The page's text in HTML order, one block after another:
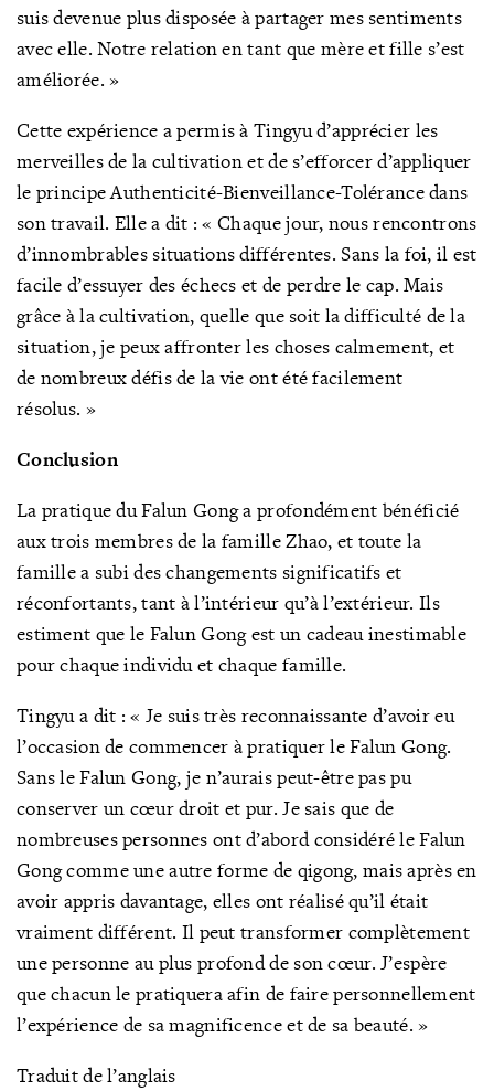
suis devenue plus disposée à partager mes sentiments
avec elle. Notre relation en tant que mère et fille s’est
améliorée. »
Cette expérience a permis à Tingyu d’apprécier les
merveilles de la cultivation et de s’efforcer d’appliquer
le principe Authenticité-Bienveillance-Tolérance dans
son travail. Elle a dit : « Chaque jour, nous rencontrons
d’innombrables situations différentes. Sans la foi, il est
facile d’essuyer des échecs et de perdre le cap. Mais
grâce à la cultivation, quelle que soit la difficulté de la
situation, je peux affronter les choses calmement, et
de nombreux défis de la vie ont été facilement
résolus. »
Conclusion
La pratique du Falun Gong a profondément bénéficié
aux trois membres de la famille Zhao, et toute la
famille a subi des changements significatifs et
réconfortants, tant à l’intérieur qu’à l’extérieur. Ils
estiment que le Falun Gong est un cadeau inestimable
pour chaque individu et chaque famille.
Tingyu a dit : « Je suis très reconnaissante d’avoir eu
l’occasion de commencer à pratiquer le Falun Gong.
Sans le Falun Gong, je n’aurais peut-être pas pu
conserver un cœur droit et pur. Je sais que de
nombreuses personnes ont d’abord considéré le Falun
Gong comme une autre forme de qigong, mais après en
avoir appris davantage, elles ont réalisé qu’il était
vraiment différent. Il peut transformer complètement
une personne au plus profond de son cœur. J’espère
que chacun le pratiquera afin de faire personnellement
l’expérience de sa magnificence et de sa beauté. »
Traduit de l’anglais